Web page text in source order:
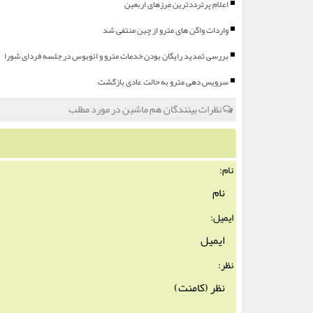
اعلام پرترددترین مرزهای اربعین
واردات واگن های مترو از چین منتفی شد
بررسی تمدید رایگان بودن خدمات مترو و اتوبوس در جلسه فردای شورا
سرویس دهی مترو به حالت عادی بازگشت
نظرات بینندگان هم ماشین در مورد مطلب
نام:
ایمیل:
نظر: